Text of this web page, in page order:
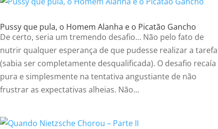
Pussy que pula, o Homem Alanha e o Picatão Gancho
De certo, seria um tremendo desafio… Não pelo fato de
nutrir qualquer esperança de que pudesse realizar a tarefa
(sabia ser completamente desqualificada). O desafio recaía
pura e simplesmente na tentativa angustiante de não
frustrar as expectativas alheias. Não...